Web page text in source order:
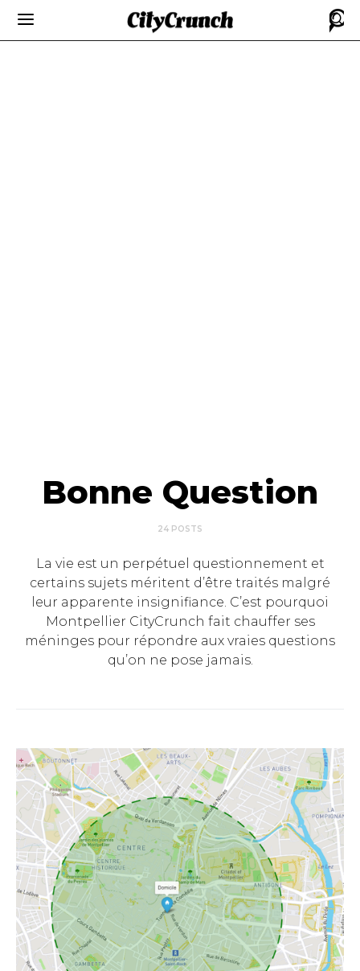
Bonne Question
24 POSTS
La vie est un perpétuel questionnement et
certains sujets méritent d’être traités malgré
leur apparente insignifiance. C’est pourquoi
Montpellier CityCrunch fait chauffer ses
méninges pour répondre aux vraies questions
qu’on ne pose jamais.